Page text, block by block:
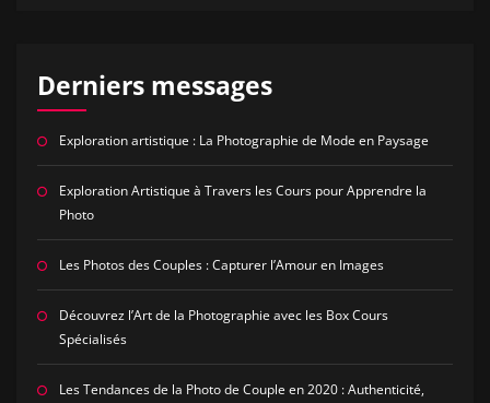
Derniers messages
Exploration artistique : La Photographie de Mode en Paysage
Exploration Artistique à Travers les Cours pour Apprendre la
Photo
Les Photos des Couples : Capturer l’Amour en Images
Découvrez l’Art de la Photographie avec les Box Cours
Spécialisés
Les Tendances de la Photo de Couple en 2020 : Authenticité,